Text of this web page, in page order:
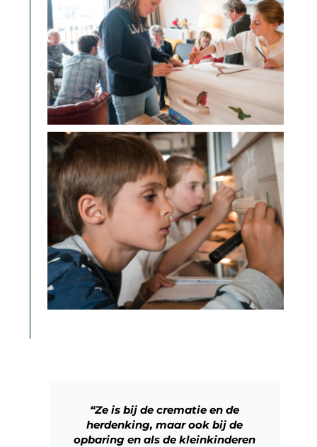
“Ze is bij de crematie en de
herdenking, maar ook bij de
opbaring en als de kleinkinderen